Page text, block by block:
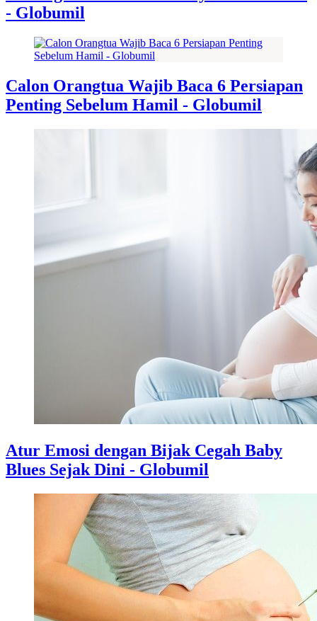
- Globumil
Calon Orangtua Wajib Baca 6 Persiapan
Penting Sebelum Hamil - Globumil
Atur Emosi dengan Bijak Cegah Baby
Blues Sejak Dini - Globumil